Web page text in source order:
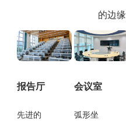
的边缘
报告厅
先进的
会议室
弧形坐